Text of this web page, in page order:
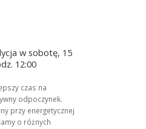
w sobotę, 15
12:00
czas na
odpoczynek.
przy energetycznej
o różnych